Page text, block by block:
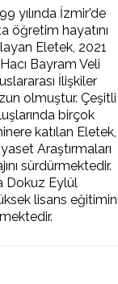
yılında İzmir’de
öğretim hayatını
Eletek, 2021
Bayram Veli
İlişkiler
olmuştur. Çeşitli
birçok
katılan Eletek,
Araştırmaları
sürdürmektedir.
Dokuz Eylül
lisans eğitimini